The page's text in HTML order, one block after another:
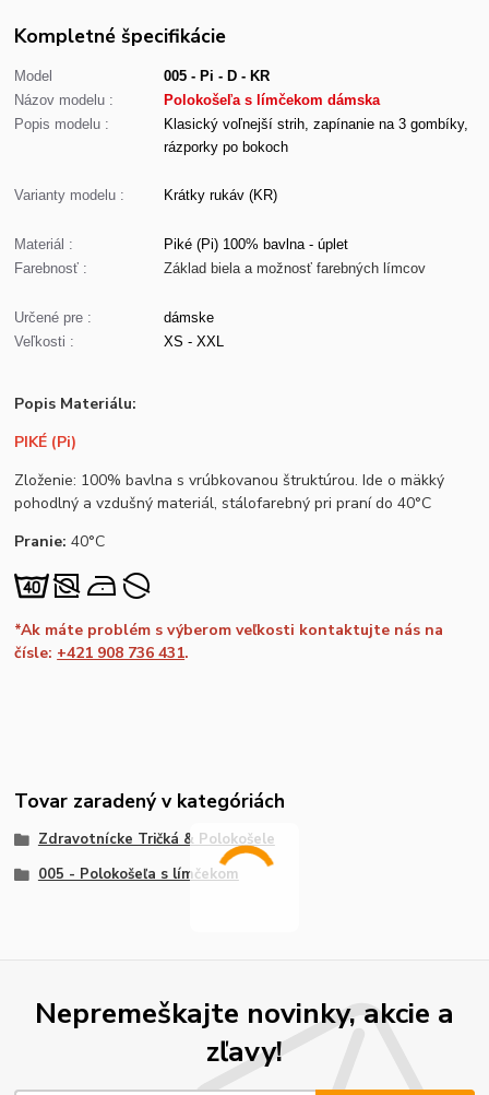
Kompletné špecifikácie
Model
005 - Pi - D - KR
Názov modelu :
Polokošeľa s límčekom dámska
Popis modelu :
Klasický voľnejší strih, zapínanie na 3 gombíky,
rázporky po bokoch
Varianty modelu : Krátky rukáv (KR)
Materiál :
Piké (Pi) 100% bavlna - úplet
Farebnosť :
Základ biela a možnosť farebných límcov
Určené pre :
dámske
Veľkosti :
XS - XXL
Popis Materiálu:
PIKÉ (Pi)
Zloženie: 100% bavlna s vrúbkovanou štruktúrou. Ide o mäkký
pohodlný a vzdušný materiál, stálofarebný pri praní do 40°C
Pranie:40°C
*Ak máte problém s výberom veľkosti kontaktujte nás na
čísle: +421 908 736 431.
Tovar zaradený v kategóriách
Zdravotnícke Tričká & Polokošele
005 - Polokošeľa s límčekom
Nepremeškajte novinky, akcie a
zľavy!